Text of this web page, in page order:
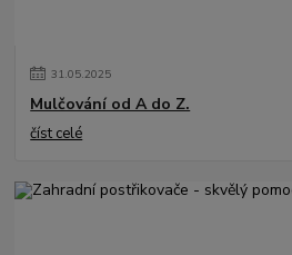
31.05.2025
Mulčování od A do Z.
číst celé